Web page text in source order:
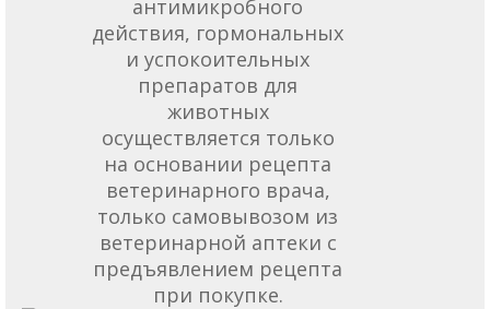
антимикробного
действия, гормональных
и успокоительных
препаратов для
животных
осуществляется только
на основании рецепта
ветеринарного врача,
только самовывозом из
ветеринарной аптеки с
предъявлением рецепта
при покупке.